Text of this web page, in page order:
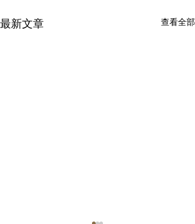
最新文章 查看全部